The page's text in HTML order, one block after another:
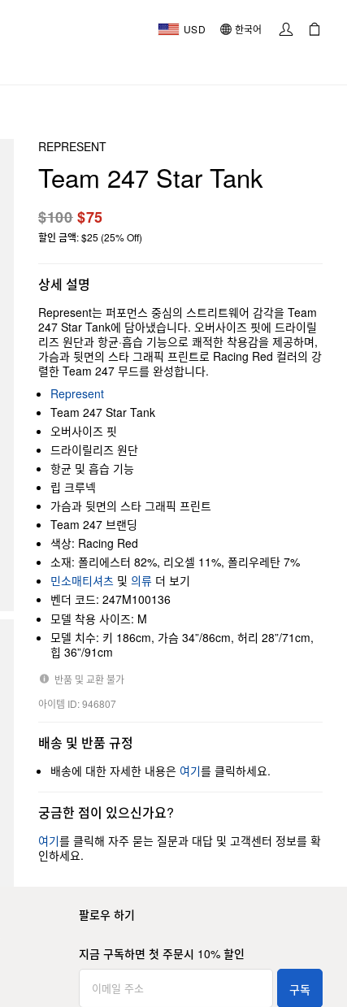
USD 한국어
REPRESENT
Team 247 Star Tank
$100$75
할인 금액: $25 (25% Off)
상세 설명
Represent는 퍼포먼스 중심의 스트리트웨어 감각을 Team
247 Star Tank에 담아냈습니다. 오버사이즈 핏에 드라이릴
리즈 원단과 항균·흡습 기능으로 쾌적한 착용감을 제공하며,
가슴과 뒷면의 스타 그래픽 프린트로 Racing Red 컬러의 강
렬한 Team 247 무드를 완성합니다.
Represent
Team 247 Star Tank
오버사이즈 핏
드라이릴리즈 원단
항균 및 흡습 기능
립 크루넥
가슴과 뒷면의 스타 그래픽 프린트
Team 247 브랜딩
색상: Racing Red
소재: 폴리에스터 82%, 리오셀 11%, 폴리우레탄 7%
민소매티셔츠 및 의류 더 보기
벤더 코드: 247M100136
모델 착용 사이즈: M
모델 치수: 키 186cm, 가슴 34”/86cm, 허리 28”/71cm,
힙 36”/91cm
반품 및 교환 불가
아이템 ID: 946807
배송 및 반품 규정
배송에 대한 자세한 내용은 여기를 클릭하세요.
궁금한 점이 있으신가요?
여기를 클릭해 자주 묻는 질문과 대답 및 고객센터 정보를 확
인하세요.
팔로우 하기
지금 구독하면 첫 주문시 10% 할인
구독